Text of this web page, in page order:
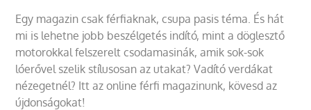
Egy magazin csak férfiaknak, csupa pasis téma. És hát
mi is lehetne jobb beszélgetés indító, mint a döglesztő
motorokkal felszerelt csodamasinák, amik sok-sok
lóerővel szelik stílusosan az utakat? Vadító verdákat
nézegetnél? Itt az online férfi magazinunk, kövesd az
újdonságokat!